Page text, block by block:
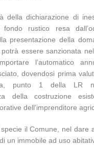
della dichiarazione di
fondo rustico resa
presentazione della
essere sanzionata
l’automatico
dovendosi prima
punto 1 della LR n.
della costruzione
dell’imprenditore
il Comune, nel dare
un immobile ad uso